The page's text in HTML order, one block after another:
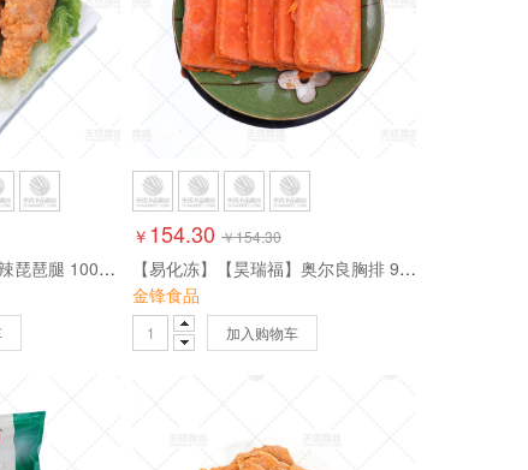
【立信 】妙脆鸡腿 香辣琵琶腿 100g*10个*10包 10kg
￥ 154.30 ￥154.30
【易化冻】【昊瑞福】奥尔良胸排 95g*10包*10片【高温易化冻，介意勿拍】 9.5kg
金锋食品
加入购物车